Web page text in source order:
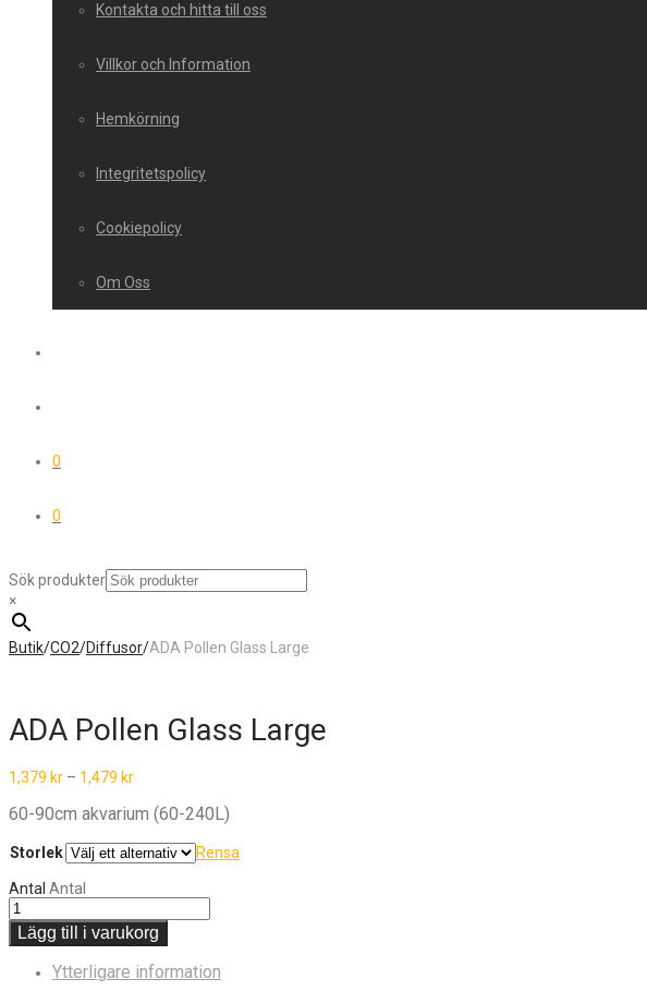
Kontakta och hitta till oss
Villkor och Information
Hemkörning
Integritetspolicy
Cookiepolicy
Om Oss
0
0
Sök produkter
×
Butik/CO2/Diffusor/ADA Pollen Glass Large
ADA Pollen Glass Large
1,379 kr – 1,479 kr
60-90cm akvarium (60-240L)
Storlek Rensa
Antal Antal
Lägg till i varukorg
Ytterligare information